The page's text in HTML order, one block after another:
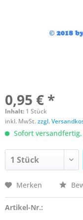
0,95 € *
Inhalt: 1 Stück
inkl. MwSt.zzgl.
Sofort
Merken
Artikel-Nr.: